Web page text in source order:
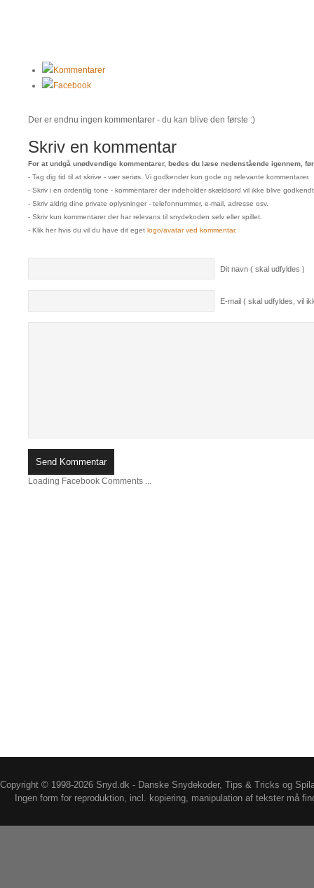
Kommentarer
Facebook
Der er endnu ingen kommentarer - du kan blive den første :)
Skriv en kommentar
For at undgå unødvendige kommentarer, bedes du læse nedenstående igennem,
- Tag dig tid til at skrive - vær seriøs. Vi godkender kun gode og relevante kommentarer.
- Skriv i en ordentlig tone - kommentarer der indeholder skældsord vil ikke blive
- Skriv aldrig dine private oplysninger - telefonnummer, e-mail, adresse osv.
- Skriv kun kommentarer der har relevans til snydekoden selv eller spillet.
- Klik her hvis du vil du have dit eget logo/avatar ved kommentar.
Dit navn ( skal udfyldes )
E-mail ( skal udfyldes, vil
Loading Facebook Comments ...
Copyright © 1998-2026 Snyd.dk - Danske Snydekoder, Tips & Tricks og
Ingen form for reproduktion, incl. kopiering, manipulation af tekster må